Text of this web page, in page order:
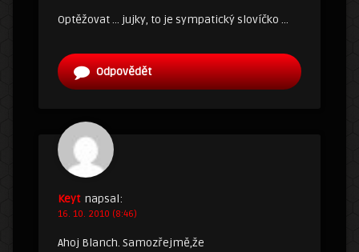
Optěžovat … jujky, to je sympatický slovíčko …
Odpovědět
Keyt napsal:
16. 10. 2010 (8:46)
Ahoj Blanch. Samozřejmě,že